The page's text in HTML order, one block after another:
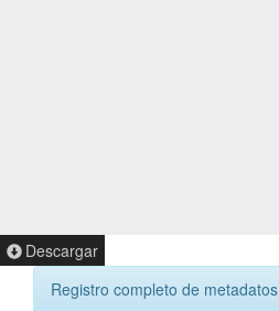
Descargar
Registro completo de metadatos